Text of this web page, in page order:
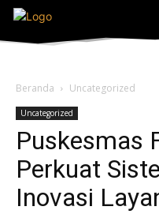
Beranda Uncategorized
Uncategorized
Puskesmas
Perkuat
Inovasi